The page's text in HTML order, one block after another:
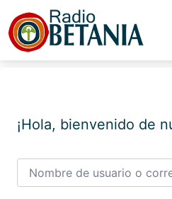
¡Hola, bienvenido de